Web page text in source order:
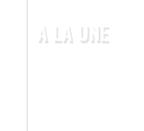
A LA UNE